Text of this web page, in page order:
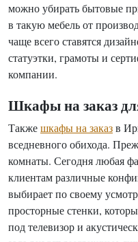
можно убирать бытовые
в такую мебель от
чаще всего ставятся
статуэтки, грамоты и
компании.
Шкафы на заказ
Такжешкафы на заказв
вседневного обихода.
комнаты. Сегодня любая
клиентам различные
выбирает по своему
просторные стенки,
под телевизор и